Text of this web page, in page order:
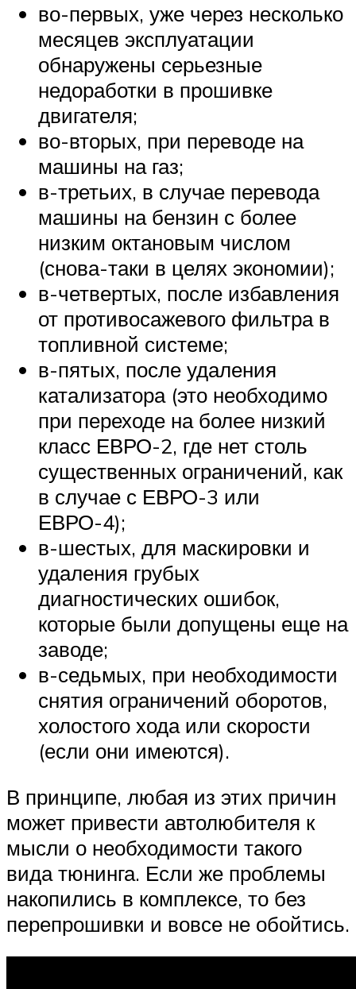
во-первых, уже через несколько
месяцев эксплуатации
обнаружены серьезные
недоработки в прошивке
двигателя;
во-вторых, при переводе на
машины на газ;
в-третьих, в случае перевода
машины на бензин с более
низким октановым числом
(снова-таки в целях экономии);
в-четвертых, после избавления
от противосажевого фильтра в
топливной системе;
в-пятых, после удаления
катализатора (это необходимо
при переходе на более низкий
класс ЕВРО-2, где нет столь
существенных ограничений, как
в случае с ЕВРО-3 или
ЕВРО-4);
в-шестых, для маскировки и
удаления грубых
диагностических ошибок,
которые были допущены еще на
заводе;
в-седьмых, при необходимости
снятия ограничений оборотов,
холостого хода или скорости
(если они имеются).
В принципе, любая из этих причин
может привести автолюбителя к
мысли о необходимости такого
вида тюнинга. Если же проблемы
накопились в комплексе, то без
перепрошивки и вовсе не обойтись.